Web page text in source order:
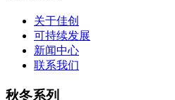
关于佳创
可持续发展
新闻中心
联系我们
秋冬系列